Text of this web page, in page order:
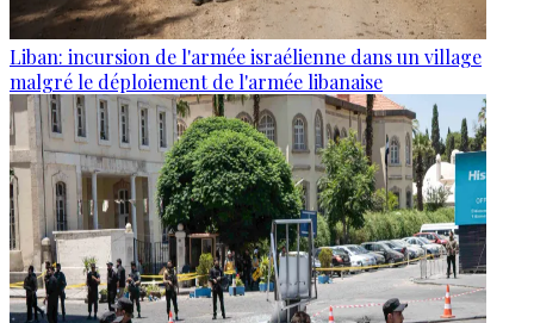
Liban: incursion de l'armée israélienne dans un village
malgré le déploiement de l'armée libanaise